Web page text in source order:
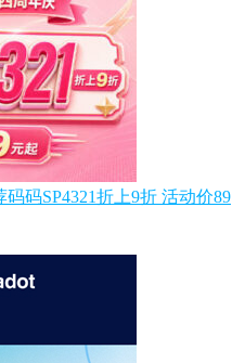
码码SP4321折上9折 活动价89